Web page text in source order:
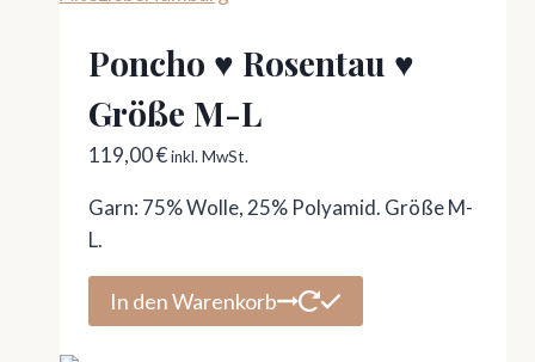
Poncho ♥ Rosentau ♥
Größe M-L
119,00€ inkl. MwSt.
Garn: 75% Wolle, 25% Polyamid. Größe M-
L.
In den Warenkorb